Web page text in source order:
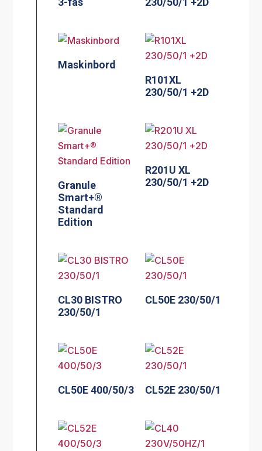
Maskinbord
R101XL
230/50/1 +2D
Granule
Smart+®
Standard
Edition
R201U XL
230/50/1 +2D
CL30 BISTRO
230/50/1
CL50E 230/50/1
CL50E 400/50/3 CL52E 230/50/1